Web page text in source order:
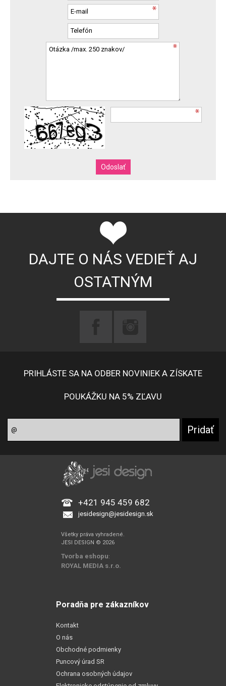
DAJTE O NÁS VEDIEŤ AJ
OSTATNÝM
PRIHLÁSTE SA NA ODBER NOVINIEK A ZÍSKATE
POUKÁŽKU NA 5% ZĽAVU
+421 945 459 682
jesidesign@jesidesign.sk
Všetky práva vyhradené.
JESI DESIGN © 2026
Tvorba eshopu:
ROYAL MEDIA s.r.o.
Poradňa pre zákazníkov
Kontakt
O nás
Obchodné podmienky
Puncový úrad SR
Ochrana osobných údajov